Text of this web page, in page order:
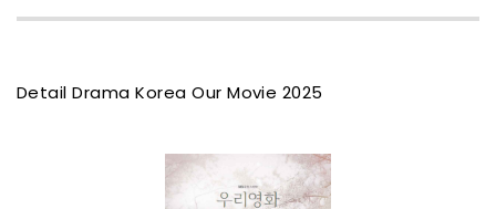
Detail Drama Korea Our Movie 2025